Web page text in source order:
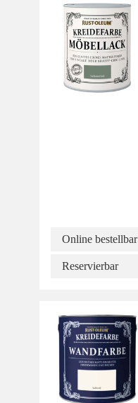
Online bestellbar
Reservierbar